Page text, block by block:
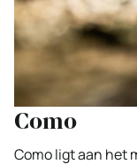
Como
Como ligt aan het